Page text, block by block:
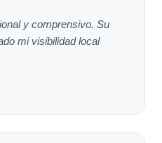
y comprensivo. Su
mi visibilidad local